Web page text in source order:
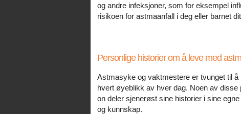
og andre infeksjoner, som for eksempel
risikoen for astmaanfall i deg eller barnet
Personlige historier om å leve med
Astmasyke og vaktmestere er tvunget til
hvert øyeblikk av hver dag. Noen av
on deler sjenerøst sine historier i sine
og kunnskap.